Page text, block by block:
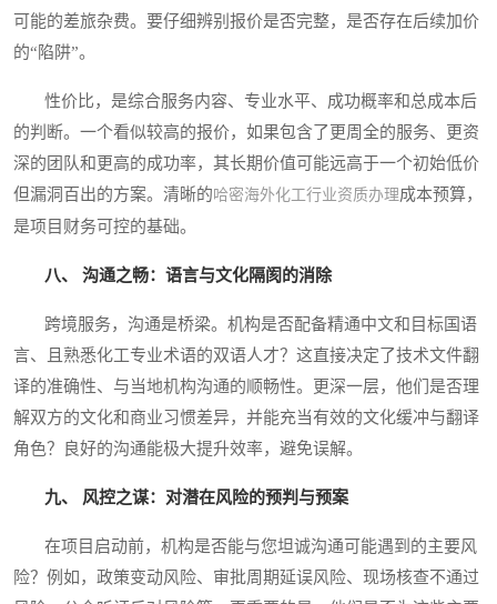
可能的差旅杂费。要仔细辨别报价是否完整，是否存在后续加价
的“陷阱”。
性价比，是综合服务内容、专业水平、成功概率和总成本后
的判断。一个看似较高的报价，如果包含了更周全的服务、更资
深的团队和更高的成功率，其长期价值可能远高于一个初始低价
但漏洞百出的方案。清晰的哈密海外化工行业资质办理成本预算，
是项目财务可控的基础。
八、 沟通之畅：语言与文化隔阂的消除
跨境服务，沟通是桥梁。机构是否配备精通中文和目标国语
言、且熟悉化工专业术语的双语人才？这直接决定了技术文件翻
译的准确性、与当地机构沟通的顺畅性。更深一层，他们是否理
解双方的文化和商业习惯差异，并能充当有效的文化缓冲与翻译
角色？良好的沟通能极大提升效率，避免误解。
九、 风控之谋：对潜在风险的预判与预案
在项目启动前，机构是否能与您坦诚沟通可能遇到的主要风
险？例如，政策变动风险、审批周期延误风险、现场核查不通过